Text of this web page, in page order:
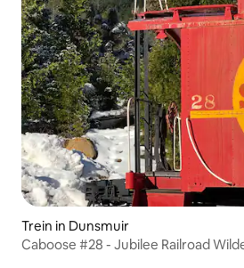
Trein in Dunsmuir
Caboose #28 - Jubilee Railroad